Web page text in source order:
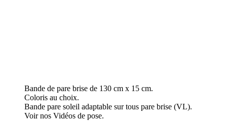
Bande de pare brise de 130 cm x 15 cm.
Coloris au choix.
Bande pare soleil adaptable sur tous pare brise (VL).
Voir nos Vidéos de pose.